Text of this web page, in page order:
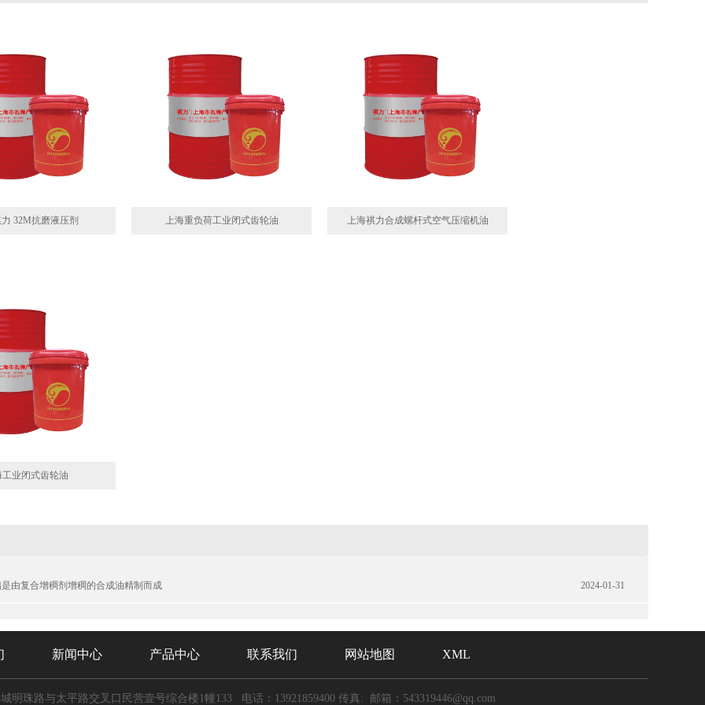
32M抗磨液压剂 上海重负荷工业闭式齿轮油 上海祺力合成螺杆式空气压缩机油
业闭式齿轮油
由复合增稠剂增稠的合成油精制而成 2024-01-31
新闻中心 产品中心 联系我们 网站地图 XML
明珠路与太平路交叉口民营壹号综合楼1幢133 电话：13921859400 传真: 邮箱：543319446@qq.com